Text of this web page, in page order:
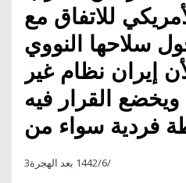
للاتفاق مع
سلاحها النووي
إيران نظام غير
القرار فيه
فردية سواء من
3‏‏/6‏‏/1442 بعد الهجرة